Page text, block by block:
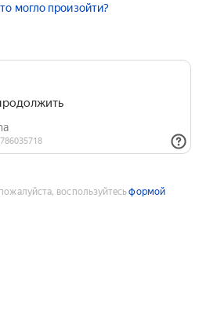
могло произойти?
воспользуйтесьформой